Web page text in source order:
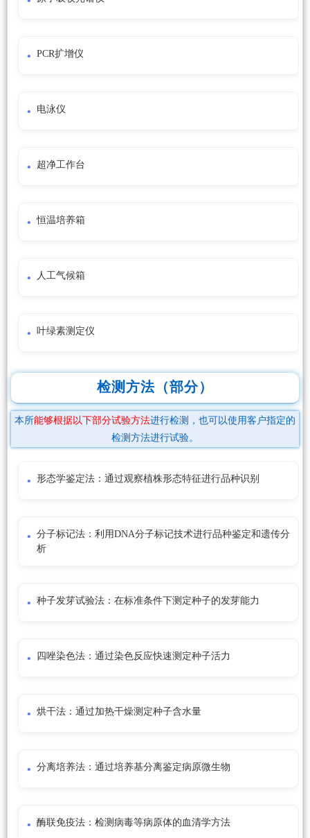
PCR扩增仪
电泳仪
超净工作台
恒温培养箱
人工气候箱
叶绿素测定仪
检测方法（部分）
本所能够根据以下部分试验方法进行检测，也可以使用客户指定的
检测方法进行试验。
形态学鉴定法：通过观察植株形态特征进行品种识别
分子标记法：利用DNA分子标记技术进行品种鉴定和遗传分
析
种子发芽试验法：在标准条件下测定种子的发芽能力
四唑染色法：通过染色反应快速测定种子活力
烘干法：通过加热干燥测定种子含水量
分离培养法：通过培养基分离鉴定病原微生物
酶联免疫法：检测病毒等病原体的血清学方法